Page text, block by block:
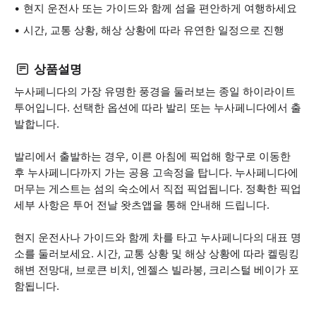
현지 운전사 또는 가이드와 함께 섬을 편안하게 여행하세요
시간, 교통 상황, 해상 상황에 따라 유연한 일정으로 진행
상품설명
누사페니다의 가장 유명한 풍경을 둘러보는 종일 하이라이트
투어입니다. 선택한 옵션에 따라 발리 또는 누사페니다에서 출
발합니다.
발리에서 출발하는 경우, 이른 아침에 픽업해 항구로 이동한
후 누사페니다까지 가는 공용 고속정을 탑니다. 누사페니다에
머무는 게스트는 섬의 숙소에서 직접 픽업됩니다. 정확한 픽업
세부 사항은 투어 전날 왓츠앱을 통해 안내해 드립니다.
현지 운전사나 가이드와 함께 차를 타고 누사페니다의 대표 명
소를 둘러보세요. 시간, 교통 상황 및 해상 상황에 따라 켈링킹
해변 전망대, 브로큰 비치, 엔젤스 빌라봉, 크리스털 베이가 포
함됩니다.